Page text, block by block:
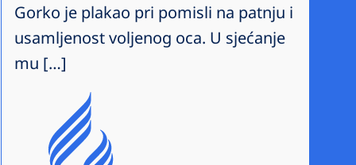
Gorko je plakao pri pomisli na patnju i
usamljenost voljenog oca. U sjećanje
mu […]